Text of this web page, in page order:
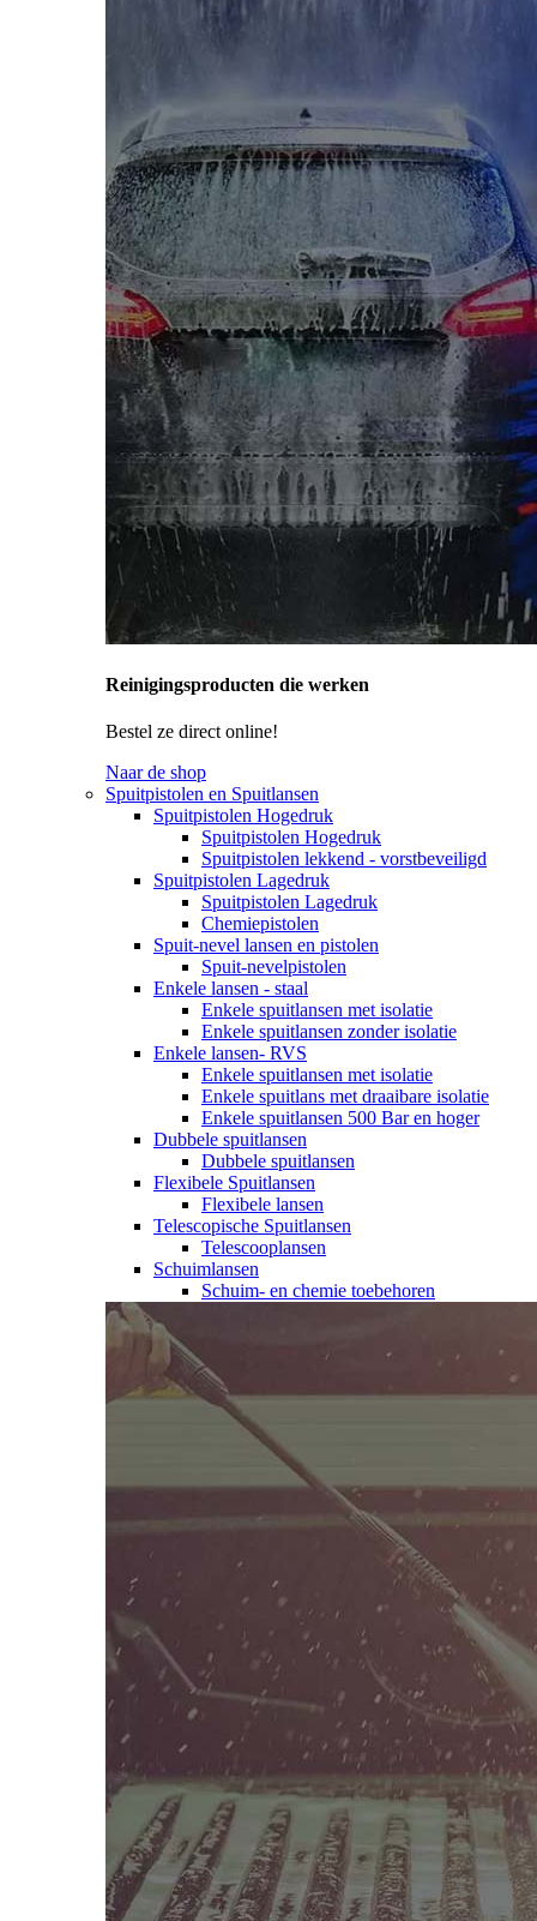
Reinigingsproducten die werken
Bestel ze direct online!
Naar de shop
Spuitpistolen en Spuitlansen
Spuitpistolen Hogedruk
Spuitpistolen Hogedruk
Spuitpistolen lekkend - vorstbeveiligd
Spuitpistolen Lagedruk
Spuitpistolen Lagedruk
Chemiepistolen
Spuit-nevel lansen en pistolen
Spuit-nevelpistolen
Enkele lansen - staal
Enkele spuitlansen met isolatie
Enkele spuitlansen zonder isolatie
Enkele lansen- RVS
Enkele spuitlansen met isolatie
Enkele spuitlans met draaibare isolatie
Enkele spuitlansen 500 Bar en hoger
Dubbele spuitlansen
Dubbele spuitlansen
Flexibele Spuitlansen
Flexibele lansen
Telescopische Spuitlansen
Telescooplansen
Schuimlansen
Schuim- en chemie toebehoren